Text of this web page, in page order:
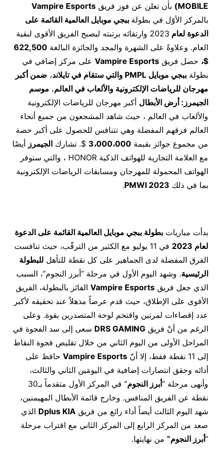
MOBILE
) بأن تعلن عن فوز فريق Vampire Esports
بالمركز الأوّل في بطولة ببجي موبايل العالمية القائمة على
الدعوة لعام
2023 وارتقائه برتبته ليصبح الفريق الأقوى لبقية
العام. وعلاوةً على الشهرة والمجد والجائزة البالغة 622,500
$، حصل فريق Vampire Esportsعلى مركز إضافي في
بطولة ببجي موبايل PMPL والتي ستقام في تايلاند، ضمن أكبر
مهرجان للرياضات الإلكترونية والألعاب في العالم. موسم
الجيمرز: أرض الأبطال أكبر مهرجان للرياضات الإلكترونية
والألعاب في العالم ، حيث شاهد المشجعون من جميع أنحاء
العالم فرقهم المفضلة وهي تتنافس للحصول على أكبر حصة
من مجموع جوائز بقيمة 3،000،000 $. تشارك الجيمرز أيضًا
مع العلامة التجارية للهواتف الذكية HONOR ، والتي ستوفر
الهواتف المحمولة للمهرجان ومسابقات الرياضات الإلكترونية
بما في ذلك 2023
PMWI
.
بدأت مباريات بطولة ببجي موبايل العالمية القائمة على الدعوة
لعام 2023
في 11 يوليو مع الكثير من الترقّب، حيث تنافست
الفرق المفضلة لدى الجماهير على كل نقطة للتأهل للبطولة
الرئيسية. وشهد اليوم الأول في مرحلة “أبرز النجوم”، السبب
الذي جعل فريق Vampire Esportsالفائز بالبطولة، الفريق
الأقوى على الإطلاق، حيث قدم عرضاً مذهلاً عند تحقيقه لأكبر
عدد إقصاءات لمرتين واقتحم لوحة المتصدرين بقوة. وعلى
الرغم من أنّ فريق DRS GAMING سعى إلى سد الفجوة في
المراحل الأولى من اليوم الثاني من خلال تقليص فجوة النقاط
إلى 11 نقطة فقط، إلا أنّ
Vampire Esportsحافظ على
أدائه وحقق انتصارات إضافية في اليومَين الثاني والثالث،
وأنهى مرحلة “أبرز النجوم
” في المركز الأول متقدماً بـ30
نقطة عن الفريق المنافس. وخارج قائمة الأبطال المهيمنين،
شهد اليوم الثالث أيضاً أداء رائع من فريق Dplus KIA الذي
صعد من المركز الرابع إلى المركز الثاني مع اقتراب مرحلة
“أبرز النجوم”من نهايتها.